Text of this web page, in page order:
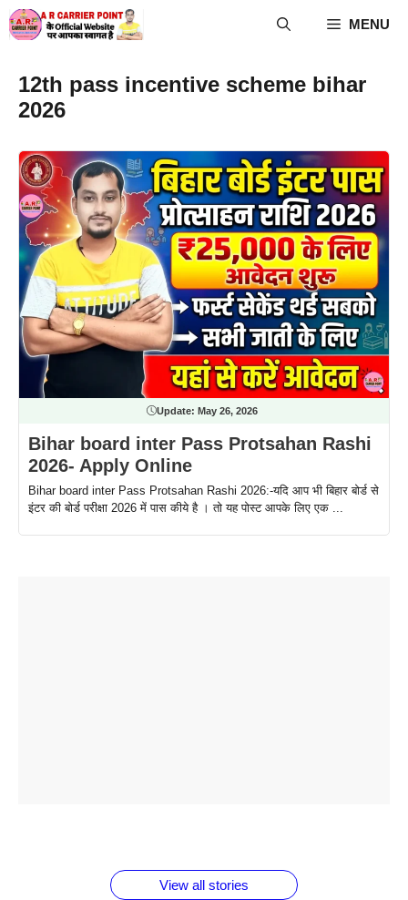
Skip
to
MENU
12th pass incentive scheme bihar
2026
Update: May 26, 2026
Bihar board inter Pass Protsahan Rashi
2026- Apply Online
Bihar board inter Pass Protsahan Rashi 2026:-यदि आप भी बिहार बोर्ड से
इंटर की बोर्ड परीक्षा 2026 में पास कीये है । तो यह पोस्ट आपके लिए एक ...
View all stories